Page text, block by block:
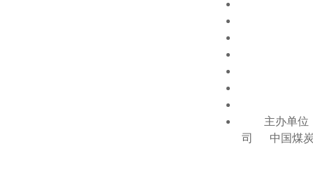
主办单位
司 中国煤